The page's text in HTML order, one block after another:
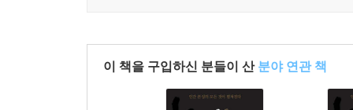
그리고 이해하기 어려운 생소한 단어, 고유명
있는데, 이들 별명의 유래와 의미를 매회 말미
이 책을 구입하신 분들이 산 분야 연관 책